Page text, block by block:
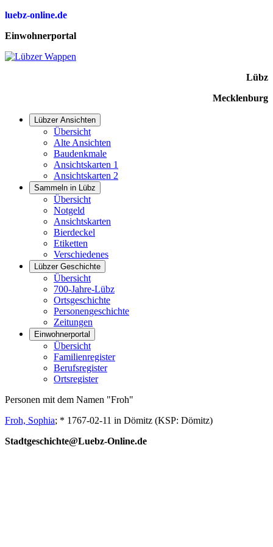
luebz-online.de
Einwohnerportal
Lübz
Mecklenburg
Lübzer Ansichten
Übersicht
Alte Ansichten
Baudenkmale
Ansichtskarten 1
Ansichtskarten 2
Sammeln in Lübz
Übersicht
Notgeld
Ansichtskarten
Bierdeckel
Etiketten
Verschiedenes
Lübzer Geschichte
Übersicht
700-Jahre-Lübz
Ortsgeschichte
Personengeschichte
Zeitungen
Einwohnerportal
Übersicht
Familienregister
Berufsregister
Ortsregister
Personen mit dem Namen "Froh"
Froh, Sophia; * 1767-02-11 in Dömitz (KSP: Dömitz)
Stadtgeschichte@Luebz-Online.de